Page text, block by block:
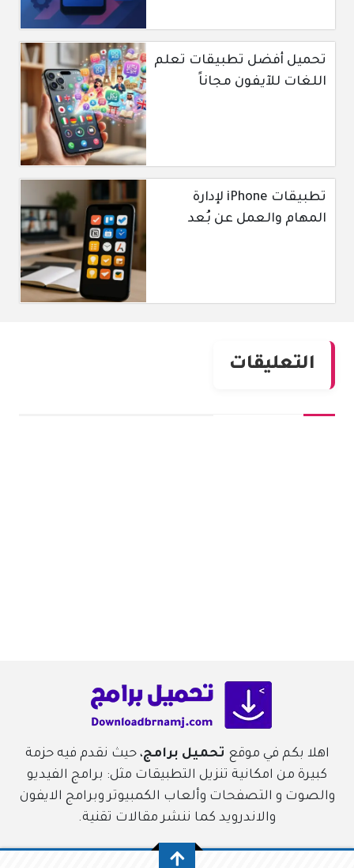
تحميل أفضل تطبيقات تعلم
اللغات للآيفون مجاناً
تطبيقات iPhone لإدارة
المهام والعمل عن بُعد
التعليقات
اهلا بكم في موقع تحميل برامج، حيث نقدم فيه حزمة
كبيرة من امكانية تنزيل التطبيقات مثل: برامج الفيديو
والصوت و التصفحات وألعاب الكمبيوتر وبرامج الايفون
والاندرويد كما ننشر مقالات تقنية.